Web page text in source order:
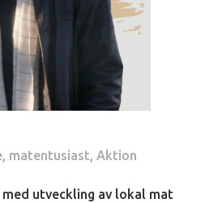
matentusiast, Aktion
utveckling av lokal mat